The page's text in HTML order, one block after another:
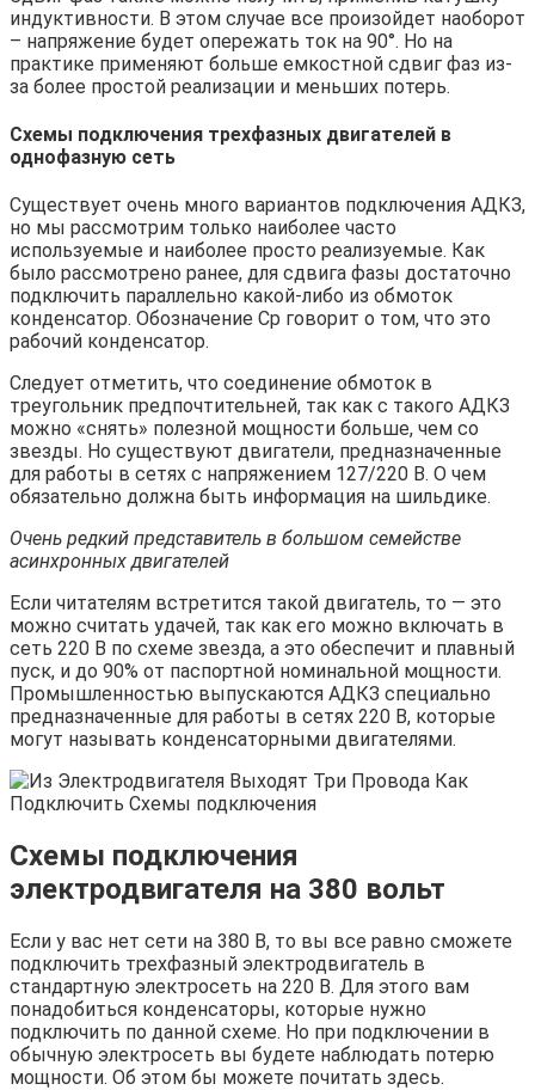
индуктивности. В этом случае все произойдет наоборот
– напряжение будет опережать ток на 90°. Но на
практике применяют больше емкостной сдвиг фаз из-
за более простой реализации и меньших потерь.
Схемы подключения трехфазных двигателей в
однофазную сеть
Существует очень много вариантов подключения АДКЗ,
но мы рассмотрим только наиболее часто
используемые и наиболее просто реализуемые. Как
было рассмотрено ранее, для сдвига фазы достаточно
подключить параллельно какой-либо из обмоток
конденсатор. Обозначение Cр говорит о том, что это
рабочий конденсатор.
Следует отметить, что соединение обмоток в
треугольник предпочтительней, так как с такого АДКЗ
можно «снять» полезной мощности больше, чем со
звезды. Но существуют двигатели, предназначенные
для работы в сетях с напряжением 127/220 В. О чем
обязательно должна быть информация на шильдике.
Очень редкий представитель в большом семействе
асинхронных двигателей
Если читателям встретится такой двигатель, то — это
можно считать удачей, так как его можно включать в
сеть 220 В по схеме звезда, а это обеспечит и плавный
пуск, и до 90% от паспортной номинальной мощности.
Промышленностью выпускаются АДКЗ специально
предназначенные для работы в сетях 220 В, которые
могут называть конденсаторными двигателями.
Схемы подключения
электродвигателя на 380 вольт
Если у вас нет сети на 380 В, то вы все равно сможете
подключить трехфазный электродвигатель в
стандартную электросеть на 220 В. Для этого вам
понадобиться конденсаторы, которые нужно
подключить по данной схеме. Но при подключении в
обычную электросеть вы будете наблюдать потерю
мощности. Об этом бы можете почитать здесь.